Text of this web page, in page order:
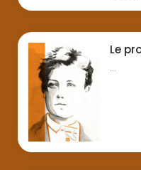
Le
...